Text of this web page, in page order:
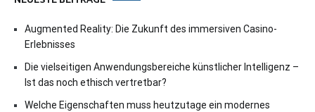
Augmented Reality: Die Zukunft des immersiven Casino-
Erlebnisses
Die vielseitigen Anwendungsbereiche künstlicher Intelligenz –
Ist das noch ethisch vertretbar?
Welche Eigenschaften muss heutzutage ein modernes